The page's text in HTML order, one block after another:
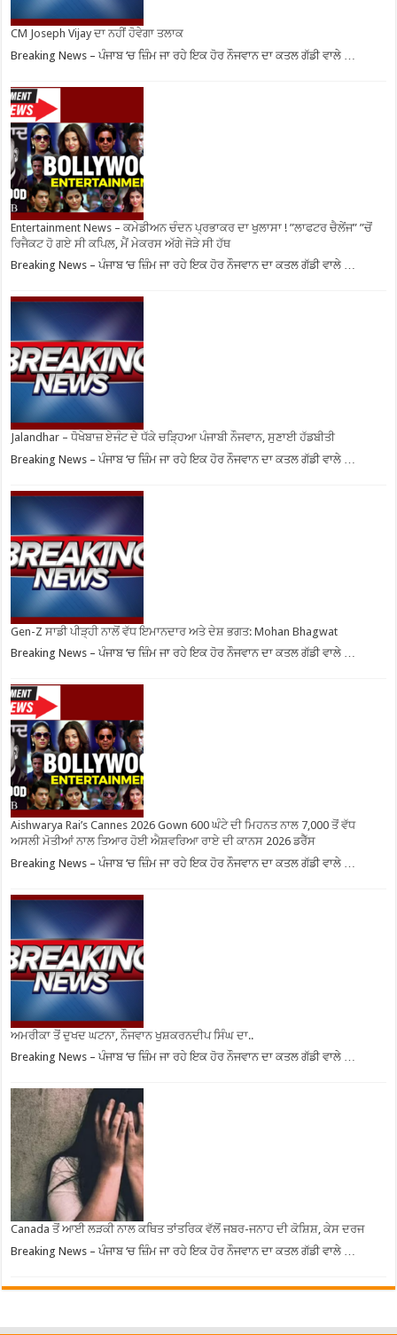
CM Joseph Vijay ਦਾ ਨਹੀਂ ਹੋਵੇਗਾ ਤਲਾਕ
Breaking News – ਪੰਜਾਬ ‘ਚ ਜ਼ਿੰਮ ਜਾ ਰਹੇ ਇਕ ਹੋਰ ਨੌਜਵਾਨ ਦਾ ਕਤਲ ਗੱਡੀ ਵਾਲੇ …
Entertainment News – ਕਮੇਡੀਅਨ ਚੰਦਨ ਪ੍ਰਭਾਕਰ ਦਾ ਖੁਲਾਸਾ ! ”ਲਾਫਟਰ ਚੈਲੇਂਜ” ”ਚੋਂ
ਰਿਜੈਕਟ ਹੋ ਗਏ ਸੀ ਕਪਿਲ, ਮੈਂ ਮੇਕਰਸ ਅੱਗੇ ਜੋੜੇ ਸੀ ਹੱਥ
Breaking News – ਪੰਜਾਬ ‘ਚ ਜ਼ਿੰਮ ਜਾ ਰਹੇ ਇਕ ਹੋਰ ਨੌਜਵਾਨ ਦਾ ਕਤਲ ਗੱਡੀ ਵਾਲੇ …
Jalandhar – ਧੋਖੇਬਾਜ਼ ਏਜੰਟ ਦੇ ਧੱਕੇ ਚੜ੍ਹਿਆ ਪੰਜਾਬੀ ਨੌਜਵਾਨ, ਸੁਣਾਈ ਹੱਡਬੀਤੀ
Breaking News – ਪੰਜਾਬ ‘ਚ ਜ਼ਿੰਮ ਜਾ ਰਹੇ ਇਕ ਹੋਰ ਨੌਜਵਾਨ ਦਾ ਕਤਲ ਗੱਡੀ ਵਾਲੇ …
Gen-Z ਸਾਡੀ ਪੀੜ੍ਹੀ ਨਾਲੋਂ ਵੱਧ ਇਮਾਨਦਾਰ ਅਤੇ ਦੇਸ਼ ਭਗਤ: Mohan Bhagwat
Breaking News – ਪੰਜਾਬ ‘ਚ ਜ਼ਿੰਮ ਜਾ ਰਹੇ ਇਕ ਹੋਰ ਨੌਜਵਾਨ ਦਾ ਕਤਲ ਗੱਡੀ ਵਾਲੇ …
Aishwarya Rai’s Cannes 2026 Gown 600 ਘੰਟੇ ਦੀ ਮਿਹਨਤ ਨਾਲ 7,000 ਤੋਂ ਵੱਧ
ਅਸਲੀ ਮੋਤੀਆਂ ਨਾਲ ਤਿਆਰ ਹੋਈ ਐਸ਼ਵਰਿਆ ਰਾਏ ਦੀ ਕਾਨਸ 2026 ਡਰੈੱਸ
Breaking News – ਪੰਜਾਬ ‘ਚ ਜ਼ਿੰਮ ਜਾ ਰਹੇ ਇਕ ਹੋਰ ਨੌਜਵਾਨ ਦਾ ਕਤਲ ਗੱਡੀ ਵਾਲੇ …
ਅਮਰੀਕਾ ਤੋਂ ਦੁਖਦ ਘਟਨਾ, ਨੌਜਵਾਨ ਖੁਸ਼ਕਰਨਦੀਪ ਸਿੰਘ ਦਾ..
Breaking News – ਪੰਜਾਬ ‘ਚ ਜ਼ਿੰਮ ਜਾ ਰਹੇ ਇਕ ਹੋਰ ਨੌਜਵਾਨ ਦਾ ਕਤਲ ਗੱਡੀ ਵਾਲੇ …
Canada ਤੋਂ ਆਈ ਲੜਕੀ ਨਾਲ ਕਥਿਤ ਤਾਂਤਰਿਕ ਵੱਲੋਂ ਜਬਰ-ਜਨਾਹ ਦੀ ਕੋਸ਼ਿਸ਼, ਕੇਸ ਦਰਜ
Breaking News – ਪੰਜਾਬ ‘ਚ ਜ਼ਿੰਮ ਜਾ ਰਹੇ ਇਕ ਹੋਰ ਨੌਜਵਾਨ ਦਾ ਕਤਲ ਗੱਡੀ ਵਾਲੇ …